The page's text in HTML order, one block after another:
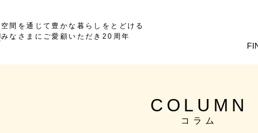
空間を通じて豊かな暮らしをとどける
みなさまにご愛顧いただき20周年
COLUMN
コラム